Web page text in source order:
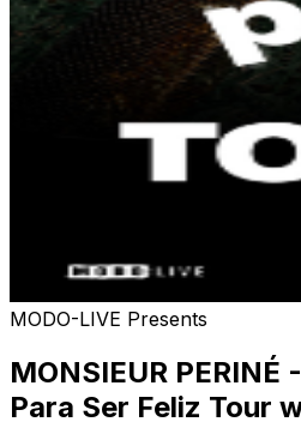
MODO-LIVE Presents
MONSIEUR
Para Ser Feliz Tour